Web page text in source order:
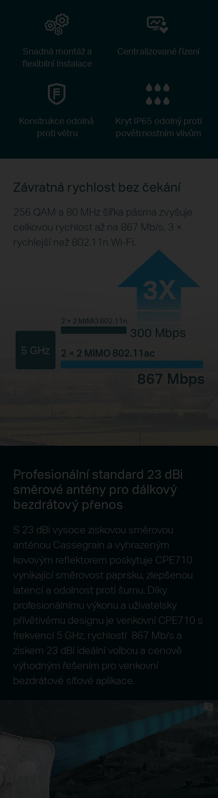
Snadná montáž a
flexibilní instalace
Centralizované řízení
Konstrukce odolná
proti větru
Kryt IP65 odolný proti
povětrnostním vlivům
Závratná rychlost bez čekání
256 QAM a 80 MHz šířka pásma zvyšuje
celkovou rychlost až na 867 Mb/s, 3 ×
rychlejší než 802.11n Wi-Fi.
5 GHz
2 × 2 MIMO 802.11n
300 Mbps
2 × 2 MIMO 802.11ac
867 Mbps
3X
Profesionální standard 23 dBi
směrové antény pro dálkový
bezdrátový přenos
S 23 dBi vysoce ziskovou směrovou
anténou Cassegrain a vyhrazeným
kovovým reflektorem poskytuje CPE710
vynikající směrovost paprsku, zlepšenou
latenci a odolnost proti šumu. Díky
profesionálnímu výkonu a uživatelsky
přívětivému designu je venkovní CPE710 s
frekvencí 5 GHz, rychlostí 867 Mb/s a
ziskem 23 dBi ideální volbou a cenově
výhodným řešením pro venkovní
bezdrátové síťové aplikace.